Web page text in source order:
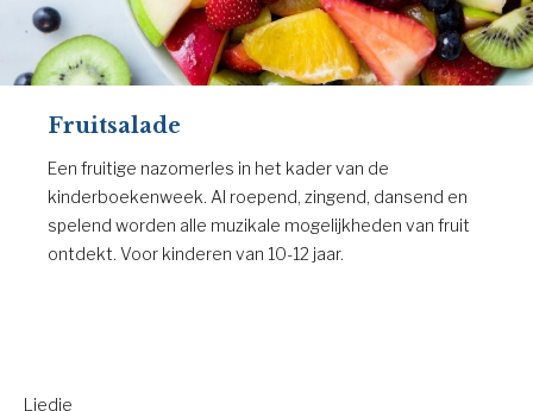
Fruitsalade
Een fruitige nazomerles in het kader van de
kinderboekenweek. Al roepend, zingend, dansend en
spelend worden alle muzikale mogelijkheden van fruit
ontdekt. Voor kinderen van 10-12 jaar.
Liedje